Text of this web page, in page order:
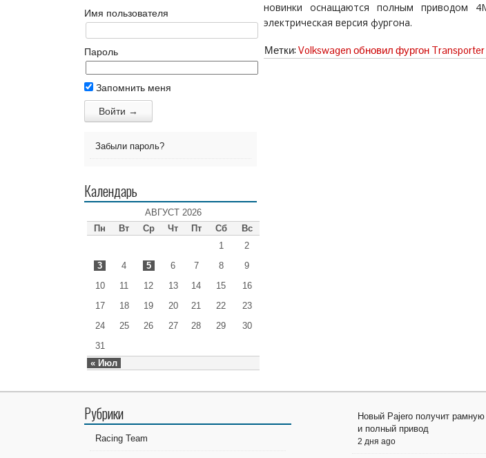
Имя пользователя
Пароль
Запомнить меня
Забыли пароль?
Календарь
АВГУСТ 2026
Пн
Вт Ср Чт Пт Сб Вс
« Июл
1
2
3
4 5 6 7 8
9
10
11 12 13 14 15
16
17
18 19 20 21 22
23
24
25 26 27 28 29
30
31
новинки оснащаются полным приводом
электрическая версия фургона.
Метки: Volkswagen обновил фургон Transporter
Рубрики
Racing Team
Новый Pajero получит рамную
и полный привод
2 дня ago